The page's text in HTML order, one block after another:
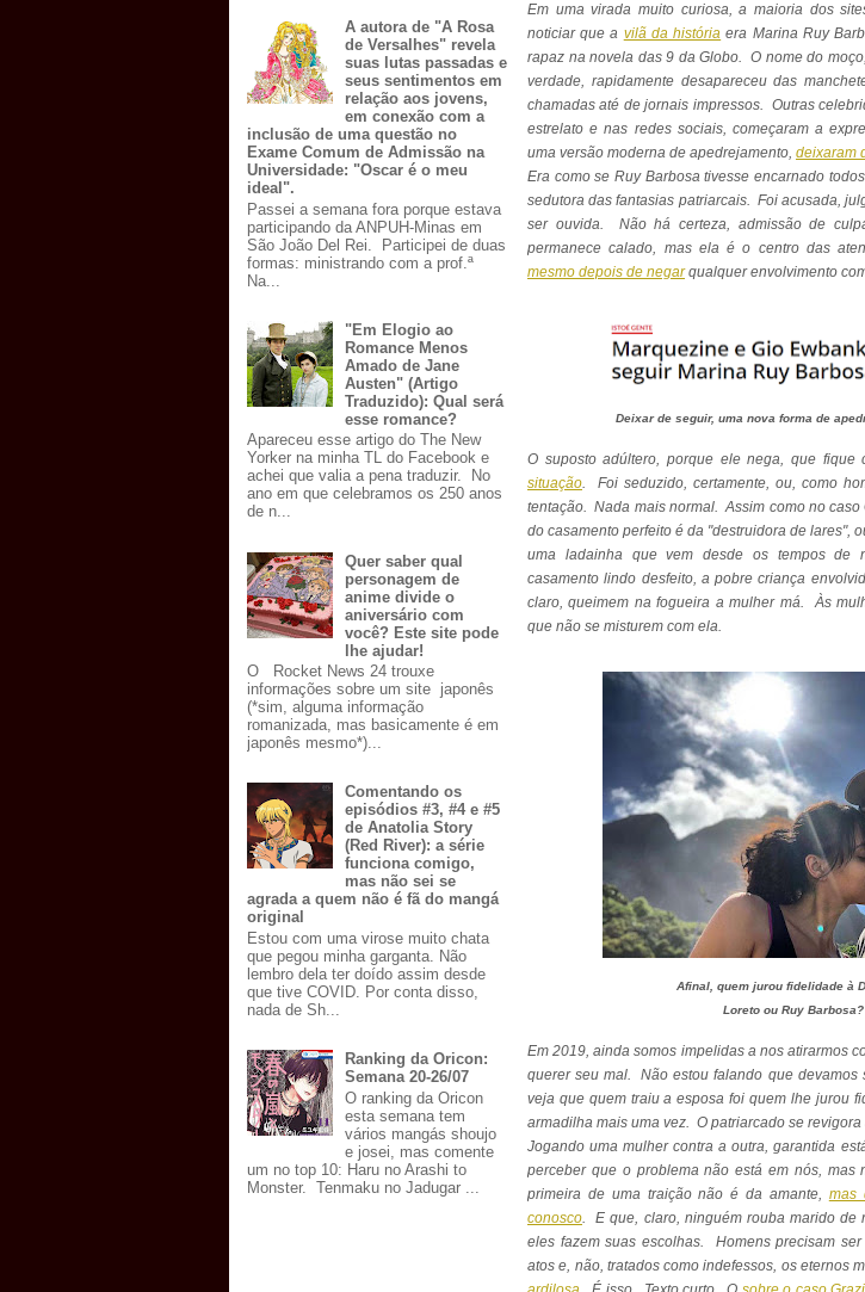
A autora de "A Rosa
de Versalhes" revela
suas lutas passadas e
seus sentimentos em
relação aos jovens,
em conexão com a
inclusão de uma questão no
Exame Comum de Admissão na
Universidade: "Oscar é o meu
ideal".
Passei a semana fora porque estava
participando da ANPUH-Minas em
São João Del Rei. Participei de duas
formas: ministrando com a prof.ª
Na...
"Em Elogio ao
Romance Menos
Amado de Jane
Austen" (Artigo
Traduzido): Qual será
esse romance?
Apareceu esse artigo do The New
Yorker na minha TL do Facebook e
achei que valia a pena traduzir. No
ano em que celebramos os 250 anos
de n...
Quer saber qual
personagem de
anime divide o
aniversário com
você? Este site pode
lhe ajudar!
O Rocket News 24 trouxe
informações sobre um site japonês
(*sim, alguma informação
romanizada, mas basicamente é em
japonês mesmo*)...
Comentando os
episódios #3, #4 e #5
de Anatolia Story
(Red River): a série
funciona comigo,
mas não sei se
agrada a quem não é fã do mangá
original
Estou com uma virose muito chata
que pegou minha garganta. Não
lembro dela ter doído assim desde
que tive COVID. Por conta disso,
nada de Sh...
Ranking da Oricon:
Semana 20-26/07
O ranking da Oricon
esta semana tem
vários mangás shoujo
e josei, mas comente
um no top 10: Haru no Arashi to
Monster. Tenmaku no Jadugar ...
Em uma virada muito curiosa, a maioria dos
noticiar que a vilã da história era Marina Ruy
rapaz na novela das 9 da Globo. O nome do
verdade, rapidamente desapareceu das
chamadas até de jornais impressos. Outras
estrelato e nas redes sociais, começaram a
uma versão moderna de apedrejamento, deixaram
Era como se Ruy Barbosa tivesse encarnado
sedutora das fantasias patriarcais. Foi acusada,
ser ouvida. Não há certeza, admissão de
permanece calado, mas ela é o centro das
mesmo depois de negarqualquer envolvimento
Deixar de seguir, uma nova forma de
O suposto adúltero, porque ele nega, que fique
situação. Foi seduzido, certamente, ou, como
tentação. Nada mais normal.Assim como no
do casamento perfeito é da "destruidora de lares",
uma ladainha que vem desde os tempos de
casamento lindo desfeito, a pobre criança
claro, queimem na fogueira a mulher má. Às
que não se misturem com ela.
Afinal, quem jurou fidelidade à
Loreto ou Ruy Barbosa?
Em 2019, ainda somos impelidas a nos atirarmos
querer seu mal. Não estou falando que devamos
veja que quem traiu a esposa foi quem lhe jurou
armadilha mais uma vez. O patriarcado se
Jogando uma mulher contra a outra, garantida
perceber que o problema não está em nós, mas
primeira de uma traição não é da amante, mas
conosco. E que, claro, ninguém rouba marido de
eles fazem suas escolhas. Homens precisam
atos e, não, tratados como indefessos, os eternos